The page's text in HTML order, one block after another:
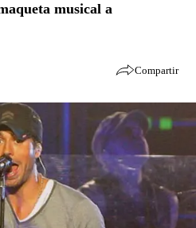
musical a
Compartir